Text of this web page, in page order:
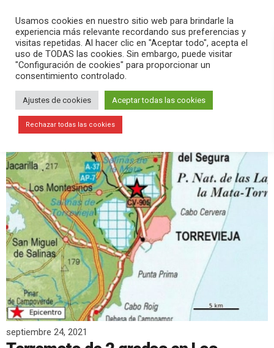
search menu pause PLAY
septiembre 24, 2021
Usamos cookies en nuestro sitio web para brindarle la
experiencia más relevante recordando sus preferencias y
visitas repetidas. Al hacer clic en "Aceptar todo", acepta el
uso de TODAS las cookies. Sin embargo, puede visitar
"Configuración de cookies" para proporcionar un
consentimiento controlado.
Ajustes de cookies Aceptar todas las cookies
Rechazar todas las cookies